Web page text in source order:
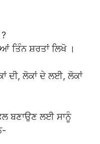
ਤਿੰਨ ਸ਼ਰਤਾਂ ਲਿਖੋ ।
ਦੀ, ਲੋਕਾਂ ਦੇ ਲਈ, ਲੋਕਾਂ
ਬਣਾਉਣ ਲਈ ਸਾਨੂੰ